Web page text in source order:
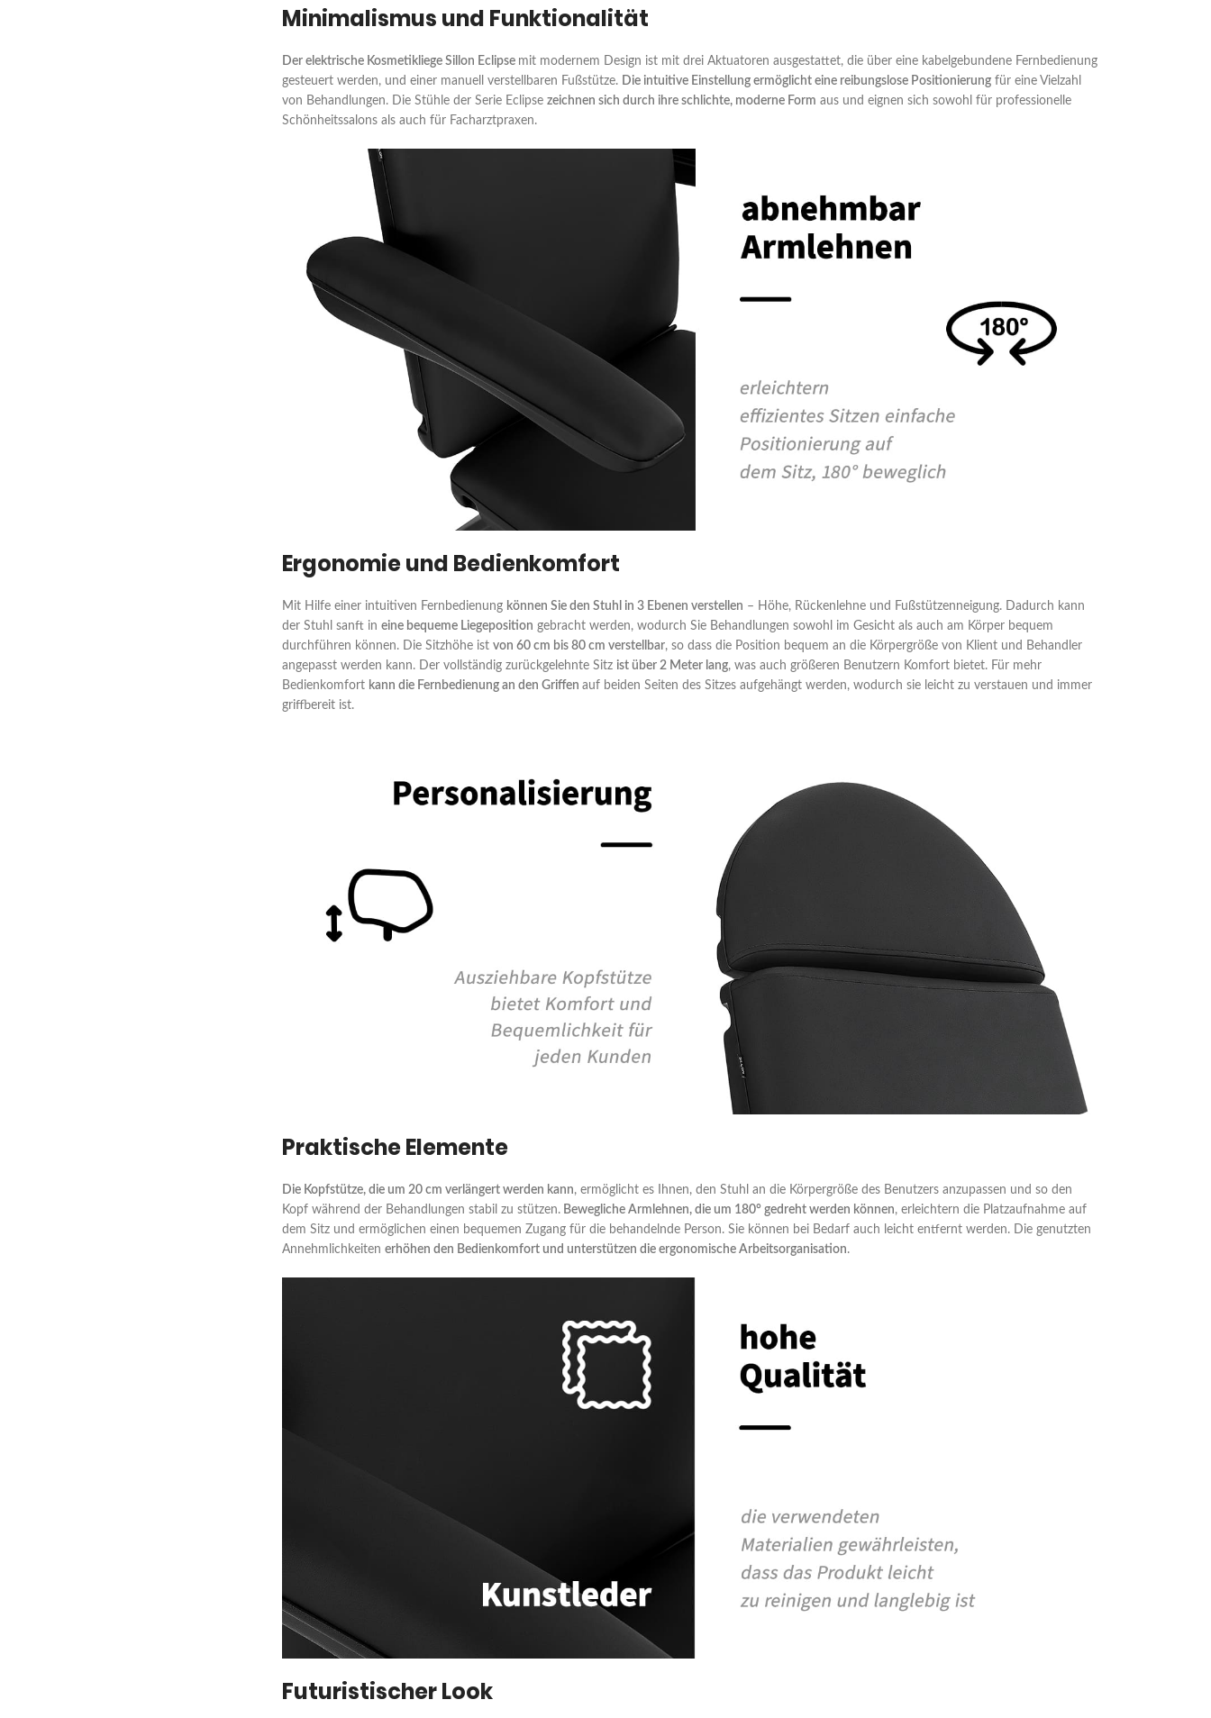
Minimalismus und Funktionalität
Der elektrische Kosmetikliege Sillon Eclipse mit modernem Design ist mit drei Aktuatoren ausgestattet, die über eine kabelgebundene Fernbedienung
gesteuert werden, und einer manuell verstellbaren Fußstütze. Die intuitive Einstellung ermöglicht eine reibungslose Positionierungfür eine Vielzahl
von Behandlungen. Die Stühle der Serie Eclipse zeichnen sich durch ihre schlichte, moderne Form aus und eignen sich sowohl für professionelle
Schönheitssalons als auch für Facharztpraxen.
Ergonomie und Bedienkomfort
Mit Hilfe einer intuitiven Fernbedienung können Sie den Stuhl in 3 Ebenen verstellen – Höhe, Rückenlehne und Fußstützenneigung. Dadurch kann
der Stuhl sanft in eine bequeme Liegeposition gebracht werden, wodurch Sie Behandlungen sowohl im Gesicht als auch am Körper bequem
durchführen können. Die Sitzhöhe ist von 60 cm bis 80 cm verstellbar, so dass die Position bequem an die Körpergröße von Klient und Behandler
angepasst werden kann. Der vollständig zurückgelehnte Sitz ist über 2 Meter lang, was auch größeren Benutzern Komfort bietet. Für mehr
Bedienkomfort kann die Fernbedienung an den Griffen auf beiden Seiten des Sitzes aufgehängt werden, wodurch sie leicht zu verstauen und immer
griffbereit ist.
Praktische Elemente
Die Kopfstütze, die um 20 cm verlängert werden kann, ermöglicht es Ihnen, den Stuhl an die Körpergröße des Benutzers anzupassen und so den
Kopf während der Behandlungen stabil zu stützen.Bewegliche Armlehnen, die um 180° gedreht werden können, erleichtern die Platzaufnahme auf
dem Sitz und ermöglichen einen bequemen Zugang für die behandelnde Person. Sie können bei Bedarf auch leicht entfernt werden. Die genutzten
Annehmlichkeiten erhöhen den Bedienkomfort und unterstützen die ergonomische Arbeitsorganisation.
Futuristischer Look